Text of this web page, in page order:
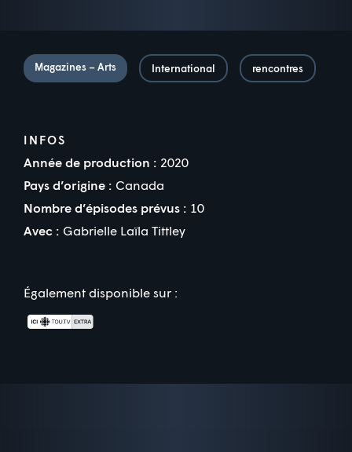
Magazines – Arts International rencontres
INFOS
Année de production : 2020
Pays d’origine : Canada
Nombre d’épisodes prévus : 10
Avec : Gabrielle Laïla Tittley
Également disponible sur :